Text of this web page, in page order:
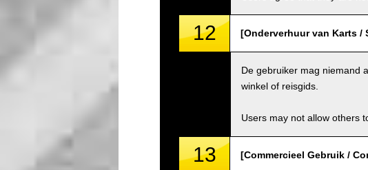
12 [Onderverhuur van Karts /
De gebruiker mag niemand
winkel of reisgids.
Users may not allow others
13 [Commercieel Gebruik /